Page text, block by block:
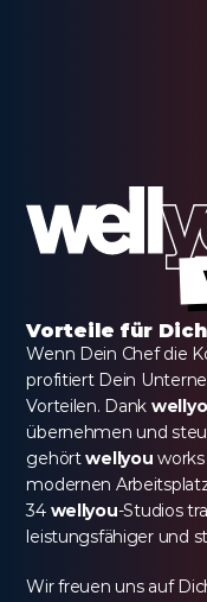
Vorteile für
Wenn Dein Chef die
profitiert Dein
Vorteilen. Dank
übernehmen und
gehört wellyou
modernen
34 wellyou-Studios
leistungsfähiger und
Wir freuen uns auf